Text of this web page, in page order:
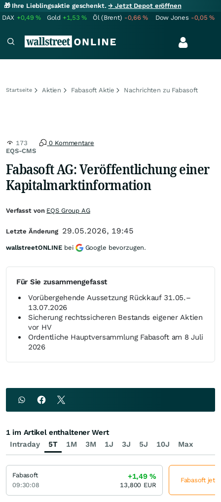
🎁 Ihre Lieblingsaktie geschenkt.→ Jetzt Depot eröffnen
DAX +0,49% Gold +1,53% Öl (Brent) -0,66% Dow Jones -0,05%
Startseite Aktien Fabasoft Aktie Nachrichten zu Fabasoft
EQS-CMS
173 0 Kommentare
Fabasoft AG: Veröffentlichung einer
Kapitalmarktinformation
Für Sie zusammengefasst
Vorübergehende Aussetzung Rückkauf 31.05.–
13.07.2026
Sicherung rechtssicheren Bestands eigener Aktien
vor HV
Ordentliche Hauptversammlung Fabasoft am 8 Juli
2026
Verfasst von EQS Group AG
Letzte Änderung 29.05.2026, 19:45
wallstreetONLINE bei Google bevorzugen.
Intraday 5T 1M 3M 1J 3J 5J 10J Max
1 im Artikel enthaltener Wert
Fabasoft
09:30:08
+1,49%
13,800 EUR
Fabasoft